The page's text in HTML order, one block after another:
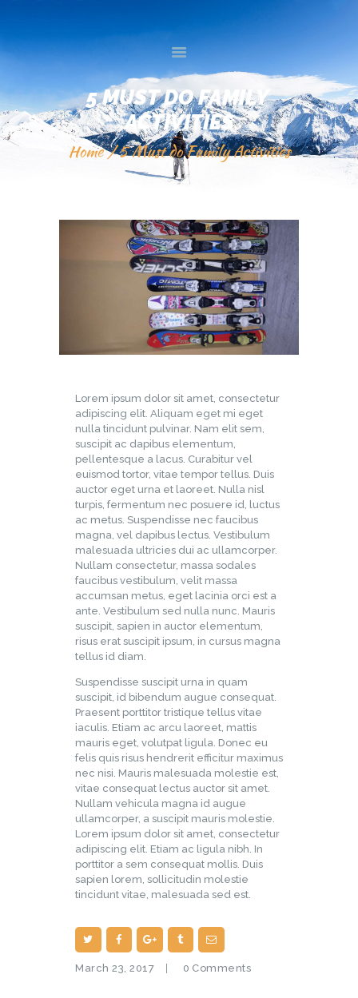
5 MUST DO FAMILY
ACTIVITIES
Home 5 Must do Family Activities
DOMOV
GALERIJA
STORITVE
TRGOVINA
SPLETNA PRODAJA
O NAS
Lorem ipsum dolor sit amet, consectetur
adipiscing elit. Aliquam eget mi eget
nulla tincidunt pulvinar. Nam elit sem,
suscipit ac dapibus elementum,
pellentesque a lacus. Curabitur vel
euismod tortor, vitae tempor tellus. Duis
auctor eget urna et laoreet. Nulla nisl
turpis, fermentum nec posuere id, luctus
ac metus. Suspendisse nec faucibus
magna, vel dapibus lectus. Vestibulum
malesuada ultricies dui ac ullamcorper.
Nullam consectetur, massa sodales
faucibus vestibulum, velit massa
accumsan metus, eget lacinia orci est a
ante. Vestibulum sed nulla nunc. Mauris
suscipit, sapien in auctor elementum,
risus erat suscipit ipsum, in cursus magna
tellus id diam.
Suspendisse suscipit urna in quam
suscipit, id bibendum augue consequat.
Praesent porttitor tristique tellus vitae
iaculis. Etiam ac arcu laoreet, mattis
mauris eget, volutpat ligula. Donec eu
felis quis risus hendrerit efficitur maximus
nec nisi. Mauris malesuada molestie est,
vitae consequat lectus auctor sit amet.
Nullam vehicula magna id augue
ullamcorper, a suscipit mauris molestie.
Lorem ipsum dolor sit amet, consectetur
adipiscing elit. Etiam ac ligula nibh. In
porttitor a sem consequat mollis. Duis
sapien lorem, sollicitudin molestie
tincidunt vitae, malesuada sed est.
March 23, 2017 0 Comments